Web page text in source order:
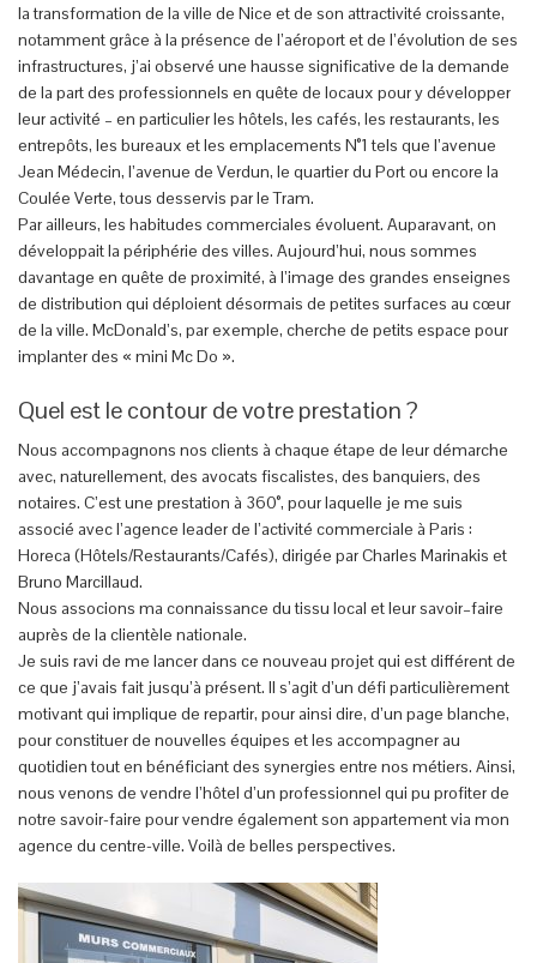
la transformation de la ville de Nice et de son attractivité croissante,
notamment grâce à la présence de l’aéroport et de l’évolution de ses
infrastructures, j’ai observé une hausse significative de la demande
de la part des professionnels en quête de locaux pour y développer
leur activité – en particulier les hôtels, les cafés, les restaurants, les
entrepôts, les bureaux et les emplacements N°1 tels que l’avenue
Jean Médecin, l’avenue de Verdun, le quartier du Port ou encore la
Coulée Verte, tous desservis par le Tram.
Par ailleurs, les habitudes commerciales évoluent. Auparavant, on
développait la périphérie des villes. Aujourd’hui, nous sommes
davantage en quête de proximité, à l’image des grandes enseignes
de distribution qui déploient désormais de petites surfaces au cœur
de la ville. McDonald’s, par exemple, cherche de petits espace pour
implanter des « mini Mc Do ».
Quel est le contour de votre prestation ?
Nous accompagnons nos clients à chaque étape de leur démarche
avec, naturellement, des avocats fiscalistes, des banquiers, des
notaires. C’est une prestation à 360°, pour laquelle je me suis
associé avec l’agence leader de l’activité commerciale à Paris :
Horeca (Hôtels/Restaurants/Cafés), dirigée par Charles Marinakis et
Bruno Marcillaud.
Nous associons ma connaissance du tissu local et leur savoir–faire
auprès de la clientèle nationale.
Je suis ravi de me lancer dans ce nouveau projet qui est différent de
ce que j’avais fait jusqu’à présent. Il s’agit d’un défi particulièrement
motivant qui implique de repartir, pour ainsi dire, d’un page blanche,
pour constituer de nouvelles équipes et les accompagner au
quotidien tout en bénéficiant des synergies entre nos métiers. Ainsi,
nous venons de vendre l’hôtel d’un professionnel qui pu profiter de
notre savoir-faire pour vendre également son appartement via mon
agence du centre-ville. Voilà de belles perspectives.